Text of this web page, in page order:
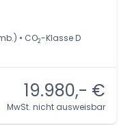
• CO2-Klasse D
19.980,- €
MwSt. nicht ausweisbar